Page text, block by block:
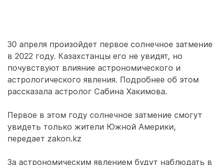
30 апреля произойдет первое солнечное затмение
в 2022 году. Казахстанцы его не увидят, но
почувствуют влияние астрономического и
астрологического явления. Подробнее об этом
рассказала астролог Сабина Хакимова.
Первое в этом году солнечное затмение смогут
увидеть только жители Южной Америки,
передает zakon.kz
За астрономическим явлением будут наблюдать в